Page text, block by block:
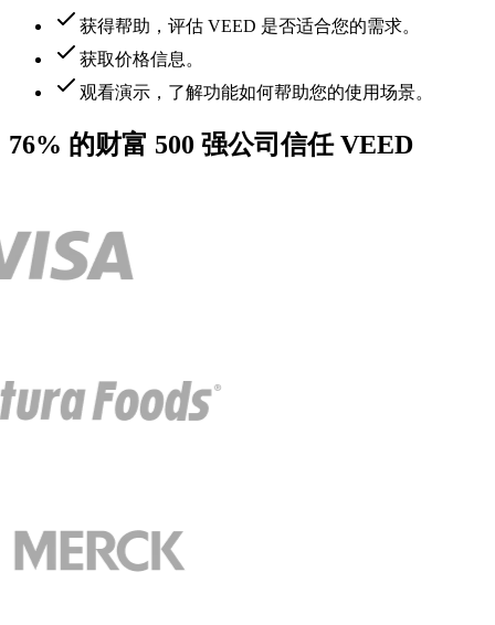
获得帮助，评估 VEED 是否适合您的需求。
获取价格信息。
观看演示，了解功能如何帮助您的使用场景。
76% 的财富 500 强公司信任 VEED